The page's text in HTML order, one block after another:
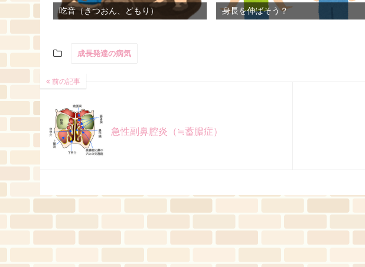
吃音（きつおん、どもり） 身長を伸ばそう？
成長発達の病気
前の記事
急性副鼻腔炎（≒蓄膿症）